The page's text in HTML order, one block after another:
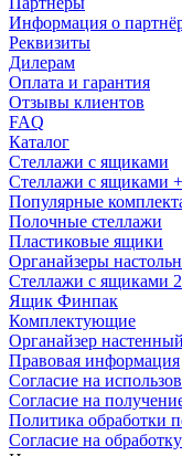
Информация о
Реквизиты
Дилерам
Оплата и гарантия
Отзывы клиентов
FAQ
Каталог
Стеллажи с ящиками
Стеллажи с ящиками
Популярные
Полочные стеллажи
Пластиковые ящики
Органайзеры
Стеллажи с ящиками
Ящик Финпак
Комплектующие
Органайзер
Правовая информация
Согласие на
Согласие на
Политика обработки
Согласие на